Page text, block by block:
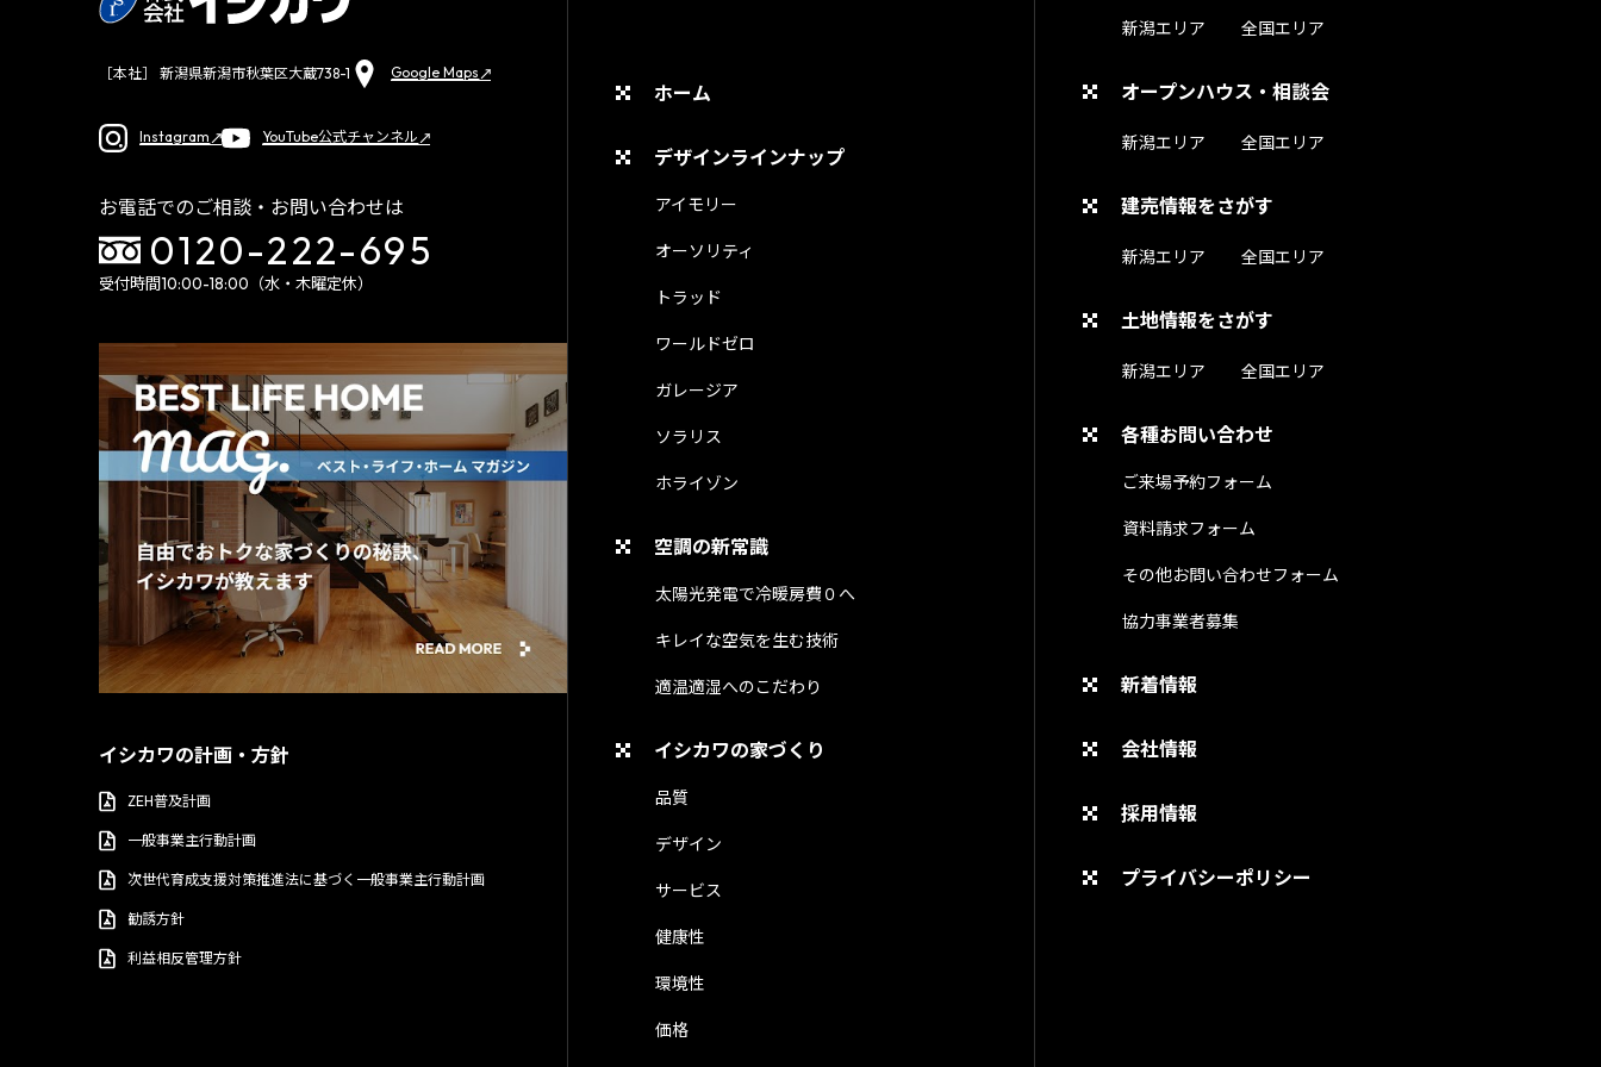
［本社］ 新潟県新潟市秋葉区大蔵738-1 Google Maps
Instagram YouTube公式チャンネル
お電話でのご相談・お問い合わせは
0120-222-695
受付時間10:00-18:00（水・木曜定休）
イシカワの計画・方針
ZEH普及計画
一般事業主行動計画
次世代育成支援対策推進法に基づく一般事業主行動計画
勧誘方針
利益相反管理方針
ホーム
デザインラインナップ
アイモリー
オーソリティ
トラッド
ワールドゼロ
ガレージア
ソラリス
ホライゾン
空調の新常識
太陽光発電で冷暖房費０へ
キレイな空気を生む技術
適温適湿へのこだわり
イシカワの家づくり
品質
デザイン
サービス
健康性
環境性
価格
新潟エリア 全国エリア
オープンハウス・相談会
新潟エリア 全国エリア
建売情報をさがす
新潟エリア 全国エリア
土地情報をさがす
新潟エリア 全国エリア
各種お問い合わせ
ご来場予約フォーム
資料請求フォーム
その他お問い合わせフォーム
協力事業者募集
新着情報
会社情報
採用情報
プライバシーポリシー